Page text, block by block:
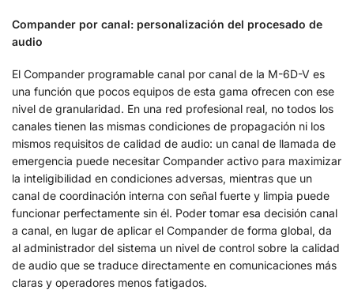
Compander por canal: personalización del procesado de
audio
El Compander programable canal por canal de la M-6D-V es
una función que pocos equipos de esta gama ofrecen con ese
nivel de granularidad. En una red profesional real, no todos los
canales tienen las mismas condiciones de propagación ni los
mismos requisitos de calidad de audio: un canal de llamada de
emergencia puede necesitar Compander activo para maximizar
la inteligibilidad en condiciones adversas, mientras que un
canal de coordinación interna con señal fuerte y limpia puede
funcionar perfectamente sin él. Poder tomar esa decisión canal
a canal, en lugar de aplicar el Compander de forma global, da
al administrador del sistema un nivel de control sobre la calidad
de audio que se traduce directamente en comunicaciones más
claras y operadores menos fatigados.